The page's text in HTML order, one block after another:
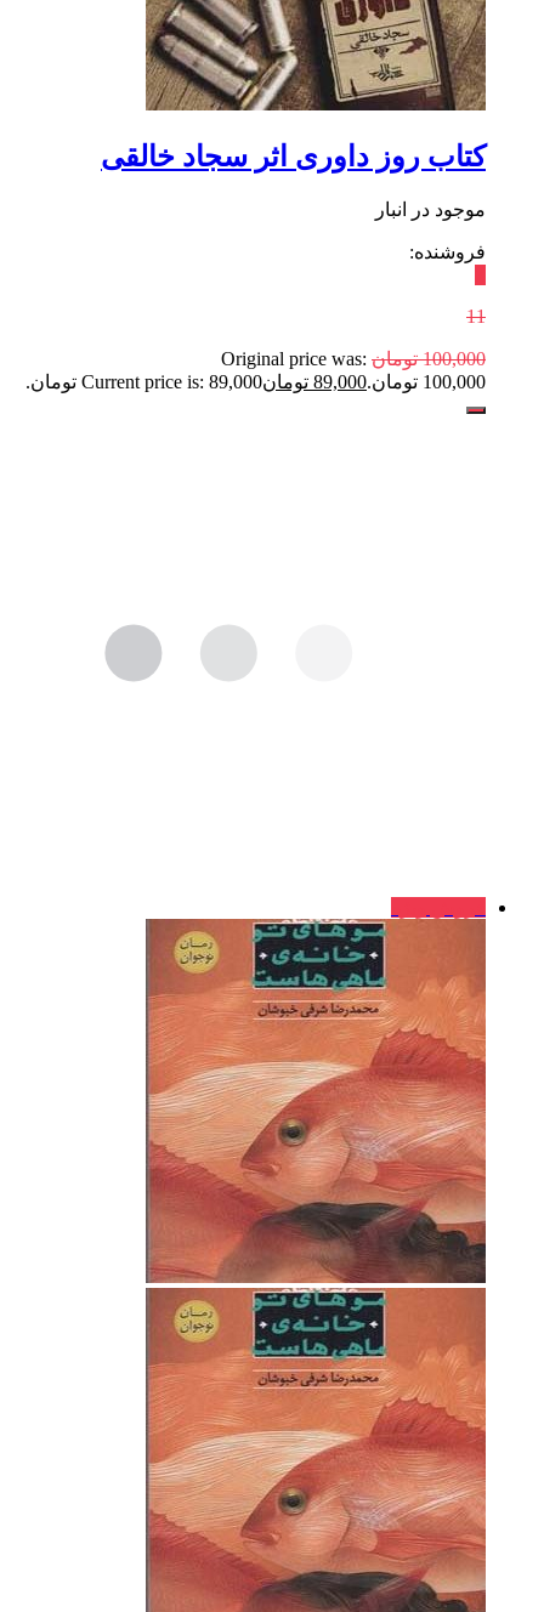
کتاب روز داوری اثر سجاد خالقی
موجود در انبار
فروشنده:
11
100,000 تومان Original price was:
100,000 تومان.
89,000 تومانCurrent price is: 89,000 تومان.